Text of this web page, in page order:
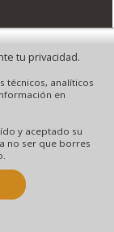
reservados
están gestionadas, y
85203.
8)
mobile
tu privacidad.
técnicos, analíticos
en
y aceptado su
no ser que borres